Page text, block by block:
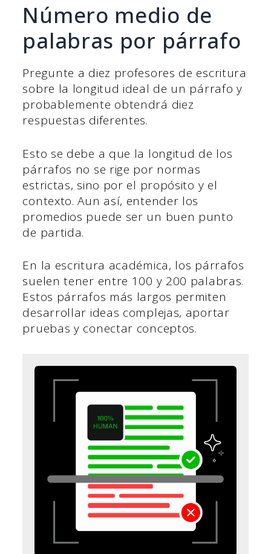
Número medio de
palabras por párrafo
Pregunte a diez profesores de escritura
sobre la longitud ideal de un párrafo y
probablemente obtendrá diez
respuestas diferentes.
Esto se debe a que la longitud de los
párrafos no se rige por normas
estrictas, sino por el propósito y el
contexto. Aun así, entender los
promedios puede ser un buen punto
de partida.
En la escritura académica, los párrafos
suelen tener entre 100 y 200 palabras.
Estos párrafos más largos permiten
desarrollar ideas complejas, aportar
pruebas y conectar conceptos.